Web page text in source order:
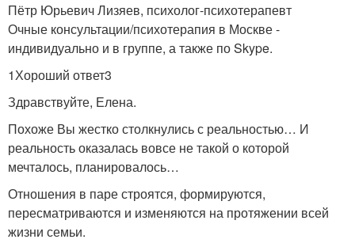
Пётр Юрьевич Лизяев, психолог-психотерапевт
Очные консультации/психотерапия в Москве -
индивидуально и в группе, а также по Skype.
1Хороший ответ3
Здравствуйте, Елена.
Похоже Вы жестко столкнулись с реальностью… И
реальность оказалась вовсе не такой о которой
мечталось, планировалось…
Отношения в паре строятся, формируются,
пересматриваются и изменяются на протяжении всей
жизни семьи.